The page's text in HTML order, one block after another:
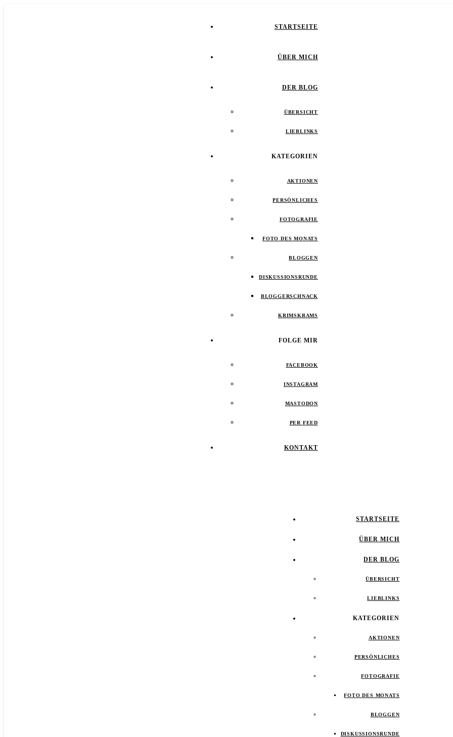
STARTSEITE
ÜBER MICH
DER BLOG
ÜBERSICHT
LIEBLINKS
KATEGORIEN
AKTIONEN
PERSÖNLICHES
FOTOGRAFIE
FOTO DES MONATS
BLOGGEN
DISKUSSIONSRUNDE
BLOGGERSCHNACK
KRIMSKRAMS
FOLGE MIR
FACEBOOK
INSTAGRAM
MASTODON
PER FEED
KONTAKT
STARTSEITE
ÜBER MICH
DER BLOG
ÜBERSICHT
LIEBLINKS
KATEGORIEN
AKTIONEN
PERSÖNLICHES
FOTOGRAFIE
FOTO DES MONATS
BLOGGEN
DISKUSSIONSRUNDE